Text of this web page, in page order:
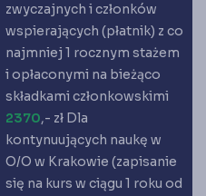
Stowarzyszenie Księgowych
Międzynarodowej Federacji Księgowych (IFAC)
zwyczajnych i członków
wspierających (płatnik) z co
najmniej 1 rocznym stażem
i opłaconymi na bieżąco
składkami członkowskimi
2370,- zł Dla
kontynuujących naukę w
O/O w Krakowie (zapisanie
się na kurs w ciągu 1 roku od